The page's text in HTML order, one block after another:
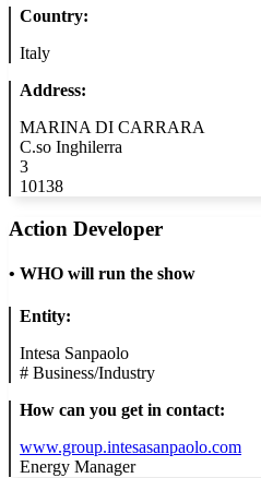
Country:
Italy
Address:
MARINA DI CARRARA
C.so Inghilerra
3
10138
Action Developer
• WHO will run the show
Entity:
Intesa Sanpaolo
# Business/Industry
How can you get in contact:
www.group.intesasanpaolo.com
Energy Manager